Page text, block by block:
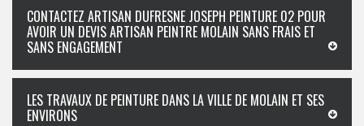
CONTACTEZ ARTISAN DUFRESNE JOSEPH PEINTURE 02 POUR
AVOIR UN DEVIS ARTISAN PEINTRE MOLAIN SANS FRAIS ET
SANS ENGAGEMENT
LES TRAVAUX DE PEINTURE DANS LA VILLE DE MOLAIN ET SES
ENVIRONS